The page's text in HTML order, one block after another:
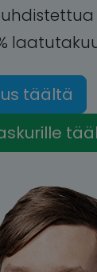
täältä